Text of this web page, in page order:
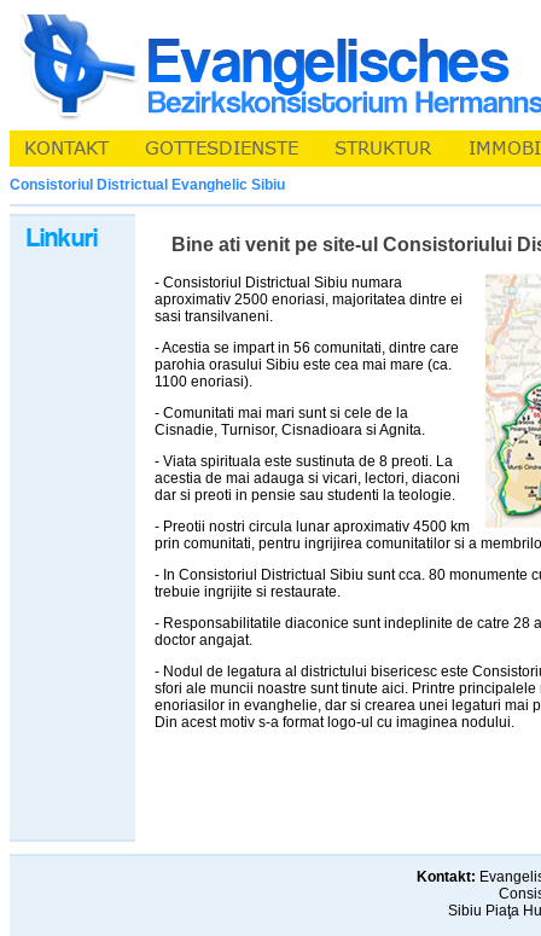
Consistoriul Districtual Evanghelic Sibiu
Bine ati venit pe site-ul Consistoriului
- Consistoriul Districtual Sibiu numara
aproximativ 2500 enoriasi, majoritatea dintre ei
sasi transilvaneni.
- Acestia se impart in 56 comunitati, dintre care
parohia orasului Sibiu este cea mai mare (ca.
1100 enoriasi).
- Comunitati mai mari sunt si cele de la
Cisnadie, Turnisor, Cisnadioara si Agnita.
- Viata spirituala este sustinuta de 8 preoti. La
acestia de mai adauga si vicari, lectori, diaconi
dar si preoti in pensie sau studenti la teologie.
- Preotii nostri circula lunar aproximativ 4500 km
prin comunitati, pentru ingrijirea comunitatilor si a
- In Consistoriul Districtual Sibiu sunt cca. 80 monumente
trebuie ingrijite si restaurate.
- Responsabilitatile diaconice sunt indeplinite de catre 28
doctor angajat.
- Nodul de legatura al districtului bisericesc este
sfori ale muncii noastre sunt tinute aici. Printre
enoriasilor in evanghelie, dar si crearea unei legaturi mai
Din acest motiv s-a format logo-ul cu imaginea nodului.
Kontakt:
Sibiu Piaţa